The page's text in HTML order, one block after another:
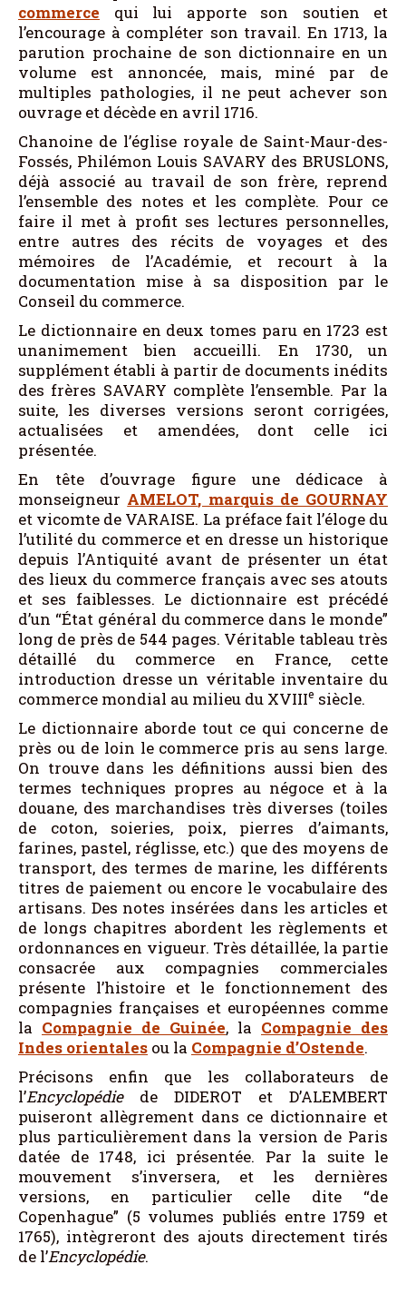
commerce qui lui apporte son soutien et
l’encourage à compléter son travail. En 1713, la
parution prochaine de son dictionnaire en un
volume est annoncée, mais, miné par de
multiples pathologies, il ne peut achever son
ouvrage et décède en avril 1716.
Chanoine de l’église royale de Saint-Maur-des-
Fossés, Philémon Louis SAVARY des BRUSLONS,
déjà associé au travail de son frère, reprend
l’ensemble des notes et les complète. Pour ce
faire il met à profit ses lectures personnelles,
entre autres des récits de voyages et des
mémoires de l’Académie, et recourt à la
documentation mise à sa disposition par le
Conseil du commerce.
Le dictionnaire en deux tomes paru en 1723 est
unanimement bien accueilli. En 1730, un
supplément établi à partir de documents inédits
des frères SAVARY complète l’ensemble. Par la
suite, les diverses versions seront corrigées,
actualisées et amendées, dont celle ici
présentée.
En tête d’ouvrage figure une dédicace à
monseigneur AMELOT, marquis de GOURNAY
et vicomte de VARAISE. La préface fait l’éloge du
l’utilité du commerce et en dresse un historique
depuis l’Antiquité avant de présenter un état
des lieux du commerce français avec ses atouts
et ses faiblesses. Le dictionnaire est précédé
d’un “État général du commerce dans le monde”
long de près de 544 pages. Véritable tableau très
détaillé du commerce en France, cette
introduction dresse un véritable inventaire du
commerce mondial au milieu du XVIIIe siècle.
Le dictionnaire aborde tout ce qui concerne de
près ou de loin le commerce pris au sens large.
On trouve dans les définitions aussi bien des
termes techniques propres au négoce et à la
douane, des marchandises très diverses (toiles
de coton, soieries, poix, pierres d’aimants,
farines, pastel, réglisse, etc.) que des moyens de
transport, des termes de marine, les différents
titres de paiement ou encore le vocabulaire des
artisans. Des notes insérées dans les articles et
de longs chapitres abordent les règlements et
ordonnances en vigueur. Très détaillée, la partie
consacrée aux compagnies commerciales
présente l’histoire et le fonctionnement des
compagnies françaises et européennes comme
la Compagnie de Guinée, la Compagnie des
Indes orientales ou la Compagnie d’Ostende.
Précisons enfin que les collaborateurs de
l’Encyclopédiede DIDEROT et D’ALEMBERT
puiseront allègrement dans ce dictionnaire et
plus particulièrement dans la version de Paris
datée de 1748, ici présentée. Par la suite le
mouvement s’inversera, et les dernières
versions, en particulier celle dite “de
Copenhague” (5 volumes publiés entre 1759 et
1765), intègreront des ajouts directement tirés
de l’Encyclopédie.